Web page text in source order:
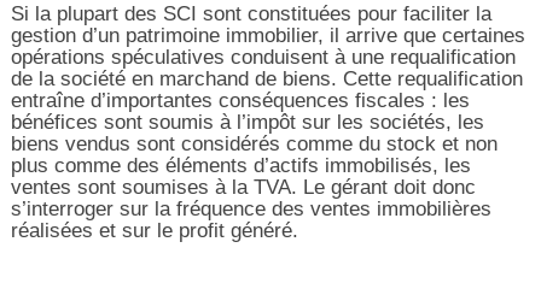
Si la plupart des SCI sont constituées pour faciliter la
gestion d’un patrimoine immobilier, il arrive que certaines
opérations spéculatives conduisent à une requalification
de la société en marchand de biens. Cette requalification
entraîne d’importantes conséquences fiscales : les
bénéfices sont soumis à l’impôt sur les sociétés, les
biens vendus sont considérés comme du stock et non
plus comme des éléments d’actifs immobilisés, les
ventes sont soumises à la TVA. Le gérant doit donc
s’interroger sur la fréquence des ventes immobilières
réalisées et sur le profit généré.